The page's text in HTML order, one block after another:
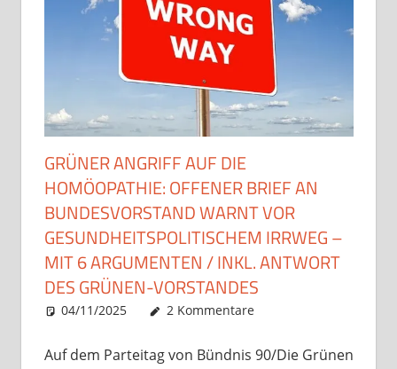
GRÜNER ANGRIFF AUF DIE
HOMÖOPATHIE: OFFENER BRIEF AN
BUNDESVORSTAND WARNT VOR
GESUNDHEITSPOLITISCHEM IRRWEG –
MIT 6 ARGUMENTEN / INKL. ANTWORT
DES GRÜNEN-VORSTANDES
04/11/2025 Christian J. Becker
Uncategorized
2 Kommentare
Auf dem Parteitag von Bündnis 90/Die Grünen